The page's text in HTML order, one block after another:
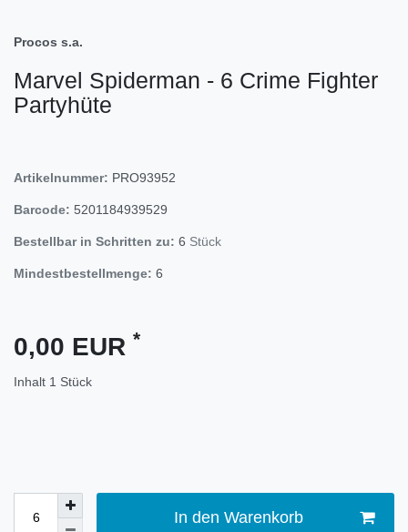
Procos s.a.
Marvel Spiderman - 6 Crime Fighter
Partyhüte
Artikelnummer: PRO93952
Barcode: 5201184939529
Bestellbar in Schritten zu: 6 Stück
Mindestbestellmenge: 6
0,00 EUR *
Inhalt 1 Stück
In den Warenkorb